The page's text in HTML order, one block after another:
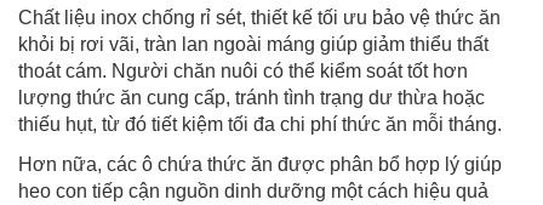
Chất liệu inox chống rỉ sét, thiết kế tối ưu bảo vệ thức ăn
khỏi bị rơi vãi, tràn lan ngoài máng giúp giảm thiểu thất
thoát cám. Người chăn nuôi có thể kiểm soát tốt hơn
lượng thức ăn cung cấp, tránh tình trạng dư thừa hoặc
thiếu hụt, từ đó tiết kiệm tối đa chi phí thức ăn mỗi tháng.
Hơn nữa, các ô chứa thức ăn được phân bổ hợp lý giúp
heo con tiếp cận nguồn dinh dưỡng một cách hiệu quả